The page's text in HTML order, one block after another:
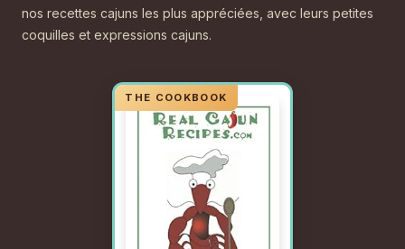
nos recettes cajuns les plus appréciées, avec leurs petites
coquilles et expressions cajuns.